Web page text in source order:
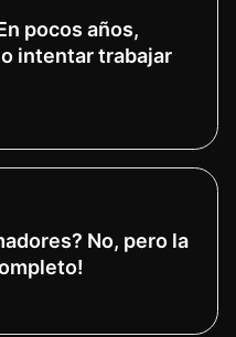
pocos años,
intentar trabajar
No, pero la